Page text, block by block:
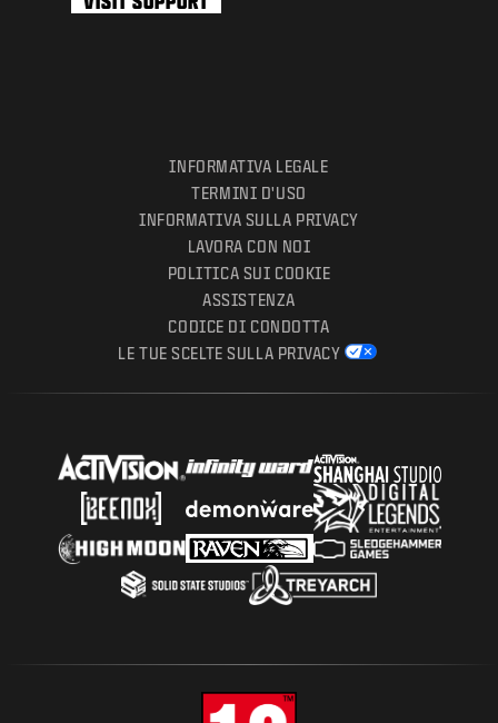
INFORMATIVA LEGALE
TERMINI D'USO
INFORMATIVA SULLA PRIVACY
LAVORA CON NOI
POLITICA SUI COOKIE
ASSISTENZA
CODICE DI CONDOTTA
LE TUE SCELTE SULLA PRIVACY